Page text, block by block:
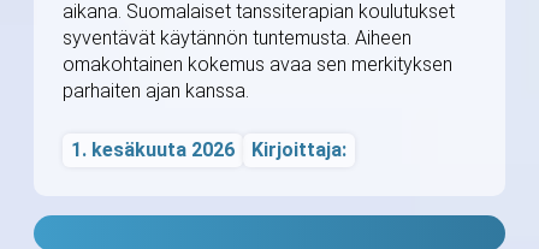
aikana. Suomalaiset tanssiterapian koulutukset
syventävät käytännön tuntemusta. Aiheen
omakohtainen kokemus avaa sen merkityksen
parhaiten ajan kanssa.
1. kesäkuuta 2026 Kirjoittaja: